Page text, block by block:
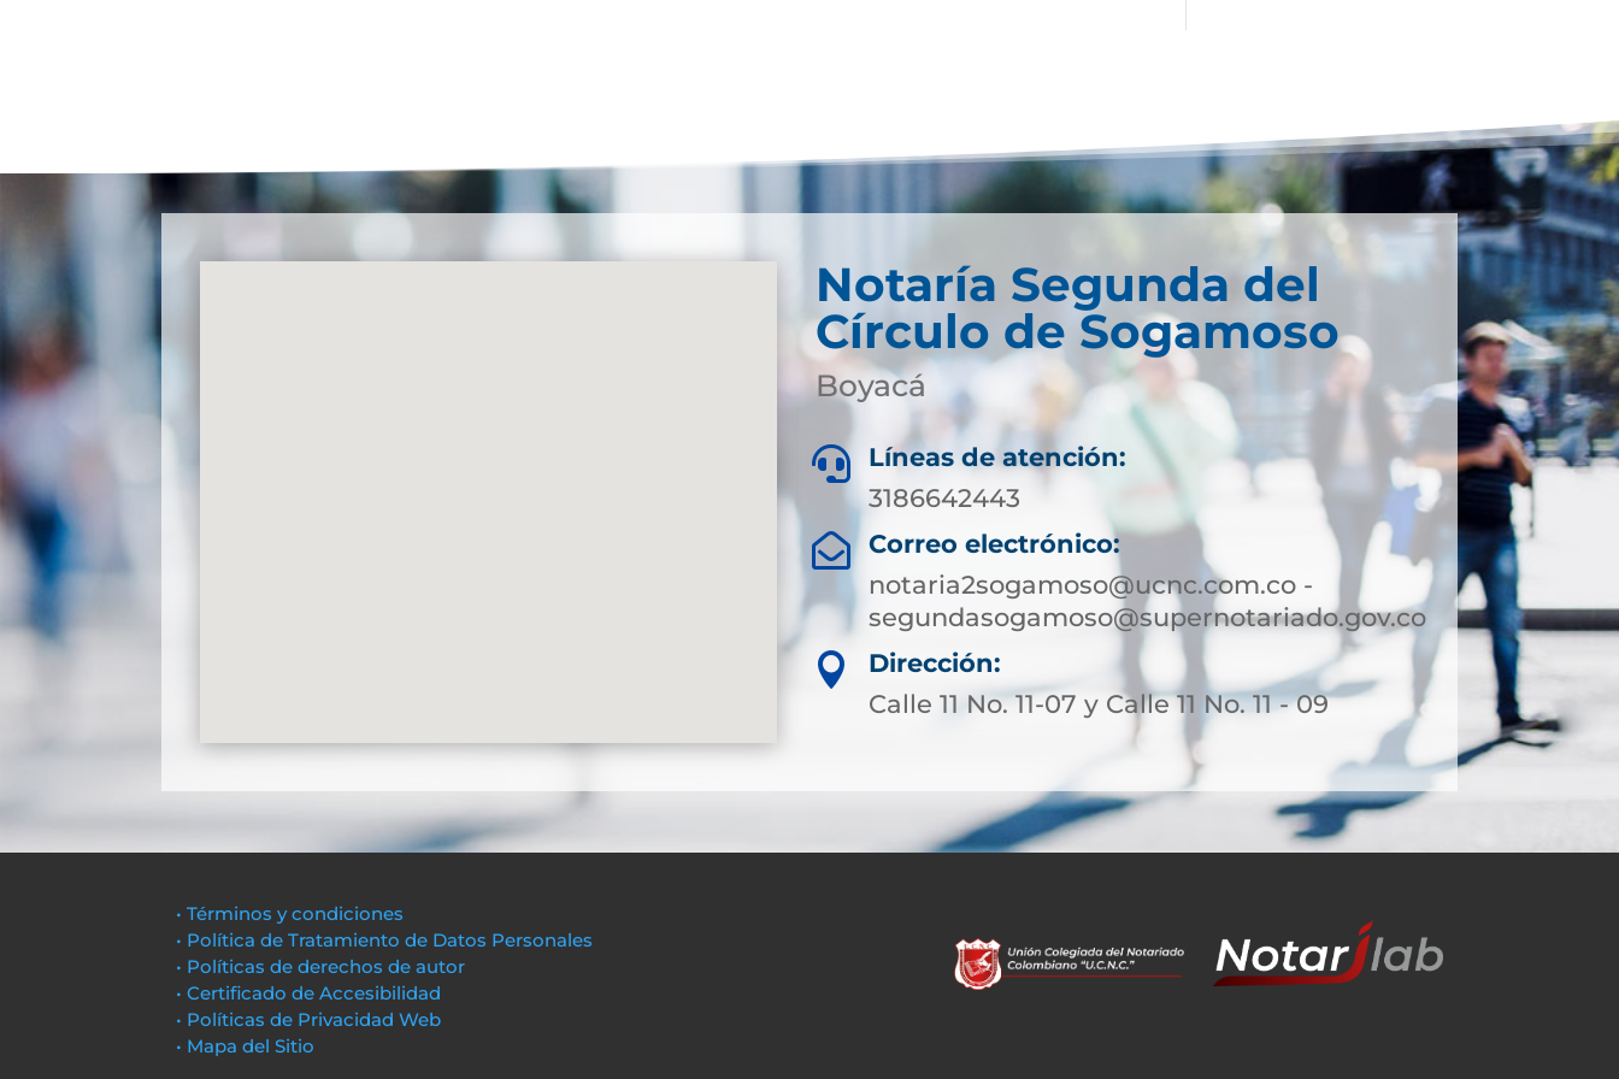
Notaría Segunda del
Círculo de Sogamoso
Boyacá

Líneas de atención:
3186642443

Correo electrónico:
notaria2sogamoso@ucnc.com.co -
segundasogamoso@supernotariado.gov.co

Dirección:
Calle 11 No. 11-07 y Calle 11 No. 11 - 09
• Términos y condiciones
• Política de Tratamiento de Datos Personales
• Políticas de derechos de autor
• Certificado de Accesibilidad
• Políticas de Privacidad Web
• Mapa del Sitio